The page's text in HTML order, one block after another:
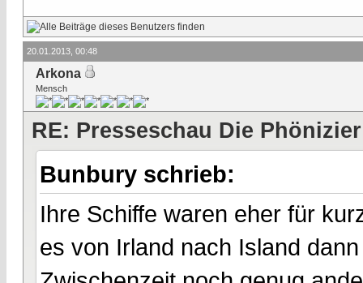
20.01.2013, 00:48
Arkona
Mensch
RE: Presseschau Die
Bunbury schrieb:
Ihre Schiffe waren eher für
es von Irland nach Island